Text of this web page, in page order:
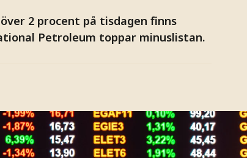
2 procent på tisdagen finns
Petroleum toppar minuslistan.